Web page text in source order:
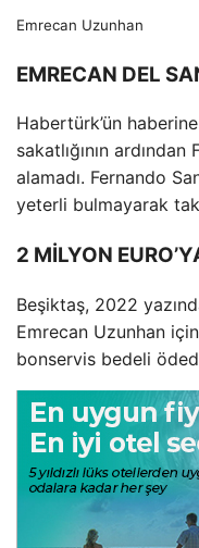
Emrecan Uzunhan
EMRECAN DEL
Habertürk’ün
sakatlığının
alamadı. Fernando
yeterli bulmayarak
2 MİLYON
Beşiktaş, 2022
Emrecan Uzunhan
bonservis bedeli